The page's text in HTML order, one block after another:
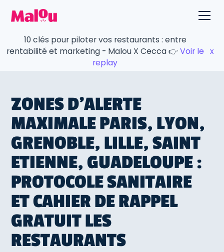
10 clés pour piloter vos restaurants : entre
rentabilité et marketing - Malou X Cecca 👉Voir le
replay
x
ZONES D'ALERTE
MAXIMALE PARIS, LYON,
GRENOBLE, LILLE, SAINT
ETIENNE, GUADELOUPE :
PROTOCOLE SANITAIRE
ET CAHIER DE RAPPEL
GRATUIT LES
RESTAURANTS